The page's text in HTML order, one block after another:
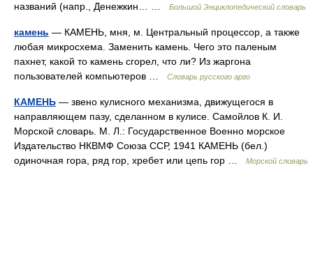
названий (напр., Денежкин… …
Большой Энциклопедический словарь
камень — КАМЕНЬ, мня, м. Центральный процессор, а также
любая микросхема. Заменить камень. Чего это паленым
пахнет, какой то камень сгорел, что ли? Из жаргона
пользователей компьютеров …
Словарь русского арго
КАМЕНЬ — звено кулисного механизма, движущегося в
направляющем пазу, сделанном в кулисе. Самойлов К. И.
Морской словарь. М. Л.: Государственное Военно морское
Издательство НКВМФ Союза ССР, 1941 КАМЕНЬ (бел.)
одиночная гора, ряд гор, хребет или цепь гор …
Морской словарь